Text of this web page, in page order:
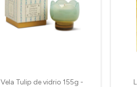
Vela Tulip de vidrio 155g -